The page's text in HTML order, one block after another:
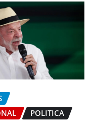
POLITICA